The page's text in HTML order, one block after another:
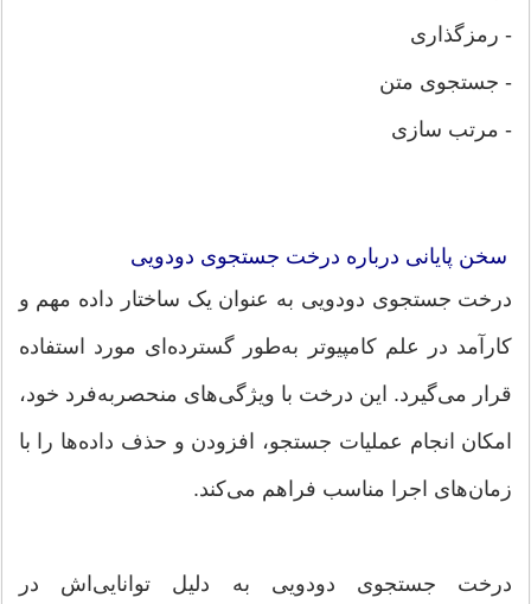
- رمزگذاری
- جستجوی متن
- مرتب سازی
سخن پایانی درباره درخت جستجوی دودویی
درخت جستجوی دودویی به عنوان یک ساختار داده مهم و
کارآمد در علم کامپیوتر به‌طور گسترده‌ای مورد استفاده
قرار می‌گیرد. این درخت با ویژگی‌های منحصربه‌فرد خود،
امکان انجام عملیات جستجو، افزودن و حذف داده‌ها را با
زمان‌های اجرا مناسب فراهم می‌کند.
درخت جستجوی دودویی به دلیل توانایی‌اش در